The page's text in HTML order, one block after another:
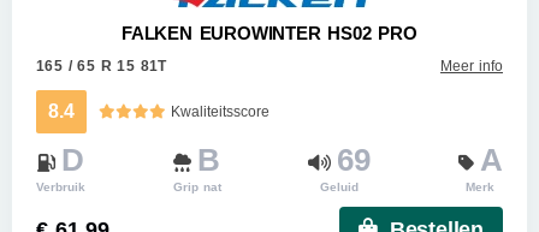
FALKEN EUROWINTER HS02 PRO
165 / 65 R 15 81T Meer info
8.4 Kwaliteitsscore
D
Verbruik
B
Grip nat
69
Geluid
A
Merk